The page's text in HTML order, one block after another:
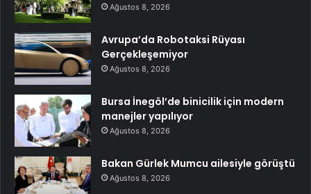
Ağustos 8, 2026
Avrupa’da Robotaksi Rüyası
Gerçekleşemiyor
Ağustos 8, 2026
Bursa İnegöl’de binicilik için modern
manejler yapılıyor
Ağustos 8, 2026
Bakan Gürlek Mumcu ailesiyle görüştü
Ağustos 8, 2026